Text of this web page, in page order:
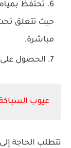
تحتفظ
حيث تتعلق
مباشرة.
الحصول
عيوب
تتطلب الحاجة